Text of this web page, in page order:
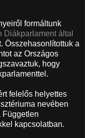
formáltunk
Diákparlament által
Összehasonlítottuk a
az Országos
hogy
felelős helyettes
nevében
Független
kapcsolatban.